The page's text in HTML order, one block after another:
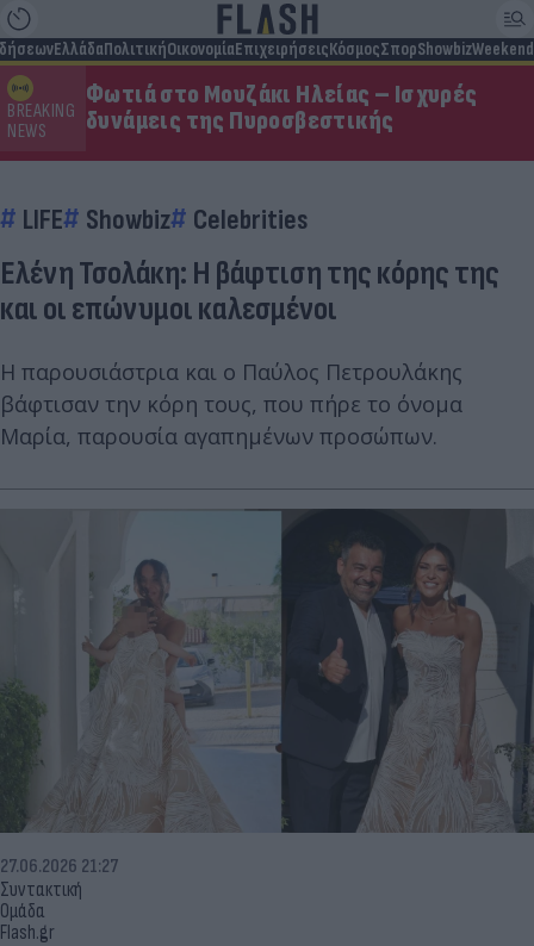
ΕλλάδαΠολιτικήΟικονομίαΕπιχειρήσειςΚόσμοςΣπορShowbizWeekend
BREAKING
NEWS
Φωτιά στο Μουζάκι Ηλείας – Ισχυρές
δυνάμεις της Πυροσβεστικής
LIFE Showbiz Celebrities
Ελένη Τσολάκη: Η βάφτιση της κόρης της
και οι επώνυμοι καλεσμένοι
Η παρουσιάστρια και ο Παύλος Πετρουλάκης
βάφτισαν την κόρη τους, που πήρε το όνομα
Μαρία, παρουσία αγαπημένων προσώπων.
Συντακτική
Ομάδα
Flash.gr
27.06.2026 21:27